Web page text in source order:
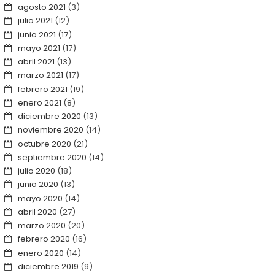
agosto 2021 (3)
julio 2021 (12)
junio 2021 (17)
mayo 2021 (17)
abril 2021 (13)
marzo 2021 (17)
febrero 2021 (19)
enero 2021 (8)
diciembre 2020 (13)
noviembre 2020 (14)
octubre 2020 (21)
septiembre 2020 (14)
julio 2020 (18)
junio 2020 (13)
mayo 2020 (14)
abril 2020 (27)
marzo 2020 (20)
febrero 2020 (16)
enero 2020 (14)
diciembre 2019 (9)